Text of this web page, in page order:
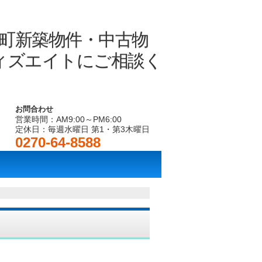
お問合わせ
営業時間：AM9:00～PM6:00
定休日：毎週水曜日 第1・第3木曜日
0270-64-8588